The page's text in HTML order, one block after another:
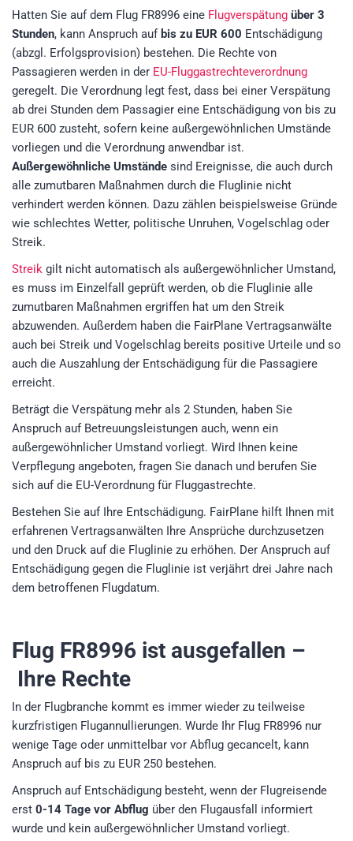
Hatten Sie auf dem Flug FR8996 eine Flugverspätung über 3
Stunden, kann Anspruch auf bis zu EUR 600 Entschädigung
(abzgl. Erfolgsprovision) bestehen. Die Rechte von
Passagieren werden in der EU-Fluggastrechteverordnung
geregelt. Die Verordnung legt fest, dass bei einer Verspätung
ab drei Stunden dem Passagier eine Entschädigung von bis zu
EUR 600 zusteht, sofern keine außergewöhnlichen Umstände
vorliegen und die Verordnung anwendbar ist.
Außergewöhnliche Umstände sind Ereignisse, die auch durch
alle zumutbaren Maßnahmen durch die Fluglinie nicht
verhindert werden können. Dazu zählen beispielsweise Gründe
wie schlechtes Wetter, politische Unruhen, Vogelschlag oder
Streik.
Streik gilt nicht automatisch als außergewöhnlicher Umstand,
es muss im Einzelfall geprüft werden, ob die Fluglinie alle
zumutbaren Maßnahmen ergriffen hat um den Streik
abzuwenden. Außerdem haben die FairPlane Vertragsanwälte
auch bei Streik und Vogelschlag bereits positive Urteile und so
auch die Auszahlung der Entschädigung für die Passagiere
erreicht.
Beträgt die Verspätung mehr als 2 Stunden, haben Sie
Anspruch auf Betreuungsleistungen auch, wenn ein
außergewöhnlicher Umstand vorliegt. Wird Ihnen keine
Verpflegung angeboten, fragen Sie danach und berufen Sie
sich auf die EU-Verordnung für Fluggastrechte.
Bestehen Sie auf Ihre Entschädigung. FairPlane hilft Ihnen mit
erfahrenen Vertragsanwälten Ihre Ansprüche durchzusetzen
und den Druck auf die Fluglinie zu erhöhen. Der Anspruch auf
Entschädigung gegen die Fluglinie ist verjährt drei Jahre nach
dem betroffenen Flugdatum.
Flug FR8996 ist ausgefallen –
Ihre Rechte
In der Flugbranche kommt es immer wieder zu teilweise
kurzfristigen Flugannullierungen. Wurde Ihr Flug FR8996 nur
wenige Tage oder unmittelbar vor Abflug gecancelt, kann
Anspruch auf bis zu EUR 250 bestehen.
Anspruch auf Entschädigung besteht, wenn der Flugreisende
erst 0-14 Tage vor Abflug über den Flugausfall informiert
wurde und kein außergewöhnlicher Umstand vorliegt.